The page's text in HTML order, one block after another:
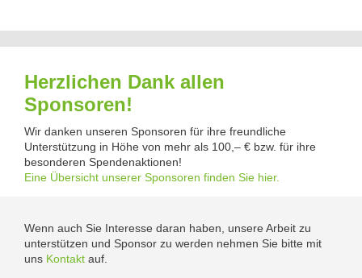
Herzlichen Dank allen
Sponsoren!
Wir danken unseren Sponsoren für ihre freundliche
Unterstützung in Höhe von mehr als 100,– € bzw. für ihre
besonderen Spendenaktionen!
Eine Übersicht unserer Sponsoren finden Sie hier.
Wenn auch Sie Interesse daran haben, unsere Arbeit zu
unterstützen und Sponsor zu werden nehmen Sie bitte mit
uns Kontakt auf.